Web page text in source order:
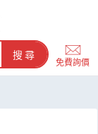
搜尋
免費詢價